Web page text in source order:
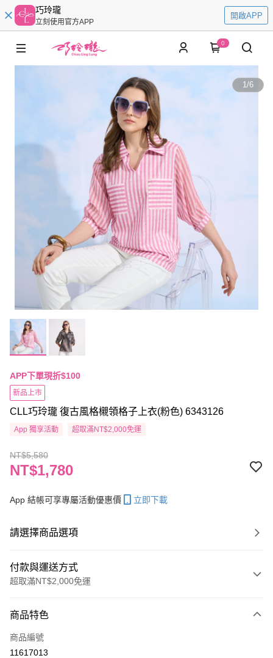
巧玲瓏
立刻使用官方APP
開啟APP
0
1/6
APP下單現折$100
新品上市
CLL巧玲瓏 復古風格櫬領格子上衣(粉色) 6343126
App 獨享活動 超取滿NT$2,000免運
NT$5,580
NT$1,780
App 結帳可享專屬活動優惠價 立即下載
請選擇商品選項
付款與運送方式
超取滿NT$2,000免運
信用卡一次付款
信用卡分期付款
商品特色
商品編號
11617013